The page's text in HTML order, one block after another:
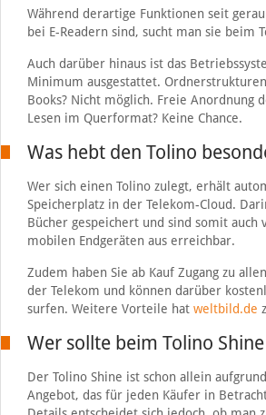
Während derartige Funktionen seit
bei E-Readern sind, sucht man sie beim
Auch darüber hinaus ist das
Minimum ausgestattet.
Books? Nicht möglich. Freie Anordnung
Lesen im Querformat? Keine Chance.
Was hebt den Tolino
Wer sich einen Tolino zulegt, erhält
Speicherplatz in der Telekom-Cloud.
Bücher gespeichert und sind somit auch
mobilen Endgeräten aus erreichbar.
Zudem haben Sie ab Kauf Zugang zu
der Telekom und können darüber
surfen. Weitere Vorteile hat weltbild.de
Wer sollte beim Tolino
Der Tolino Shine ist schon allein
Angebot, das für jeden Käufer in